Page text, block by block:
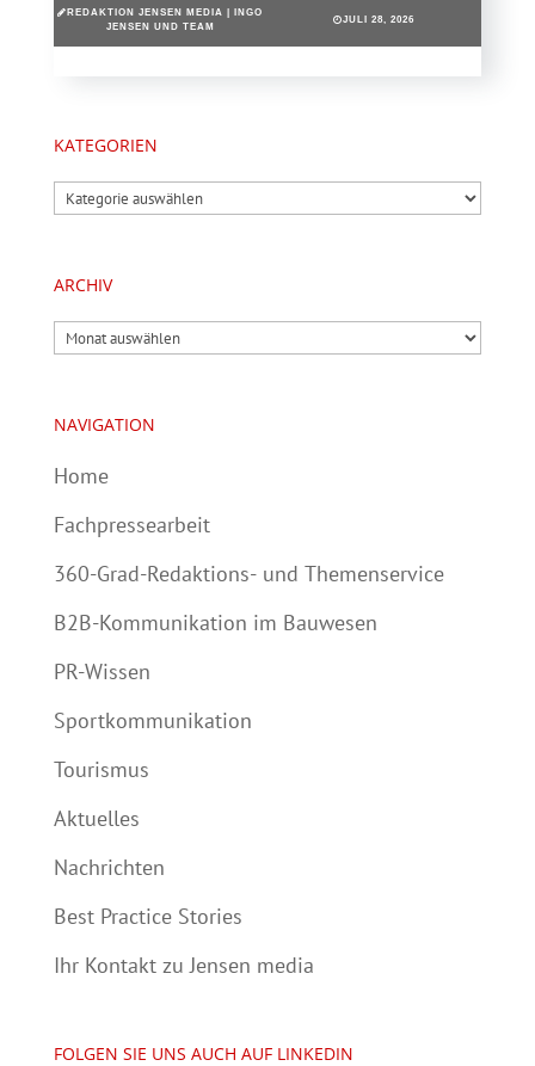
REDAKTION JENSEN MEDIA | INGO
JENSEN UND TEAM
JULI 28, 2026
KATEGORIEN
Kategorien
ARCHIV
Archiv
NAVIGATION
Home
Fachpressearbeit
360-Grad-Redaktions- und Themenservice
B2B-Kommunikation im Bauwesen
PR-Wissen
Sportkommunikation
Tourismus
Aktuelles
Nachrichten
Best Practice Stories
Ihr Kontakt zu Jensen media
FOLGEN SIE UNS AUCH AUF LINKEDIN